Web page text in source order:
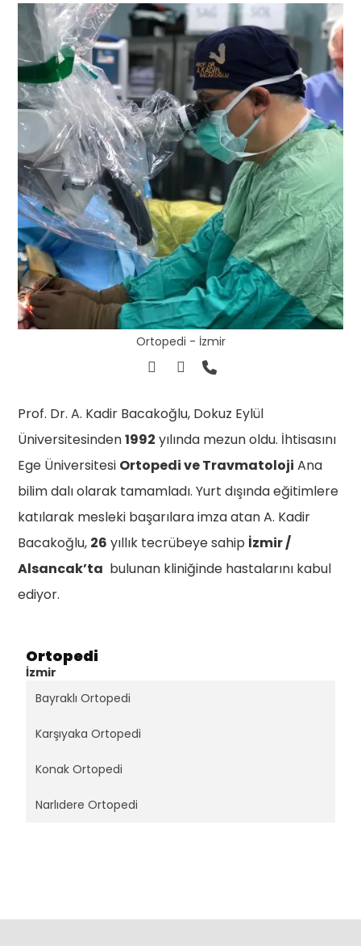
Ortopedi
İzmir
Bayraklı Ortopedi
Karşıyaka Ortopedi
Konak Ortopedi
Narlıdere Ortopedi
Ortopedi - İzmir
Prof. Dr. A. Kadir Bacakoğlu, Dokuz Eylül
Üniversitesinden1992 yılında mezun oldu. İhtisasını
Ege Üniversitesi Ortopedi ve Travmatoloji Ana
bilim dalı olarak tamamladı. Yurt dışında eğitimlere
katılarak mesleki başarılara imza atan A. Kadir
Bacakoğlu, 26 yıllık tecrübeye sahip İzmir /
Alsancak’ta bulunan kliniğinde hastalarını kabul
ediyor.